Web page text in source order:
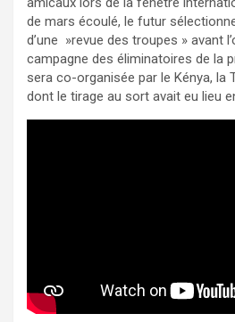
de mars écoulé, le futur
d’une »revue des troupes » avant
campagne des éliminatoires de la
sera co-organisée par le Kénya, la
dont le tirage au sort avait eu lieu